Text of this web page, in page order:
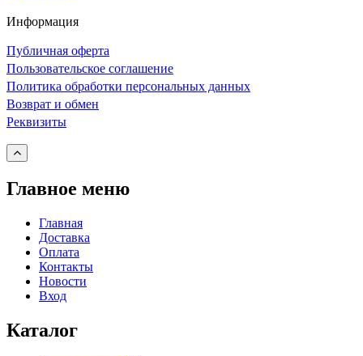
Информация
Публичная оферта
Пользовательское соглашение
Политика обработки персональных данных
Возврат и обмен
Реквизиты
Главное меню
Главная
Доставка
Оплата
Контакты
Новости
Вход
Каталог